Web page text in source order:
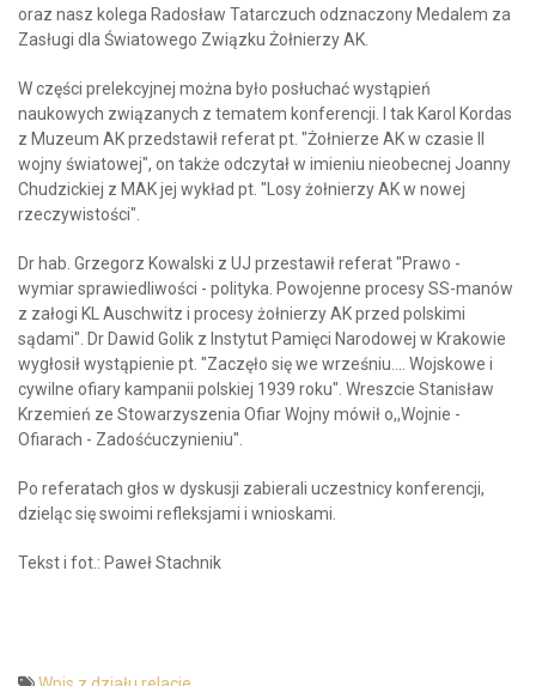
oraz nasz kolega Radosław Tatarczuch odznaczony Medalem za
Zasługi dla Światowego Związku Żołnierzy AK.
W części prelekcyjnej można było posłuchać wystąpień
naukowych związanych z tematem konferencji. I tak Karol Kordas
z Muzeum AK przedstawił referat pt. "Żołnierze AK w czasie II
wojny światowej", on także odczytał w imieniu nieobecnej Joanny
Chudzickiej z MAK jej wykład pt. "Losy żołnierzy AK w nowej
rzeczywistości".
Dr hab. Grzegorz Kowalski z UJ przestawił referat "Prawo -
wymiar sprawiedliwości - polityka. Powojenne procesy SS-manów
z załogi KL Auschwitz i procesy żołnierzy AK przed polskimi
sądami". Dr Dawid Golik z Instytut Pamięci Narodowej w Krakowie
wygłosił wystąpienie pt. "Zaczęło się we wrześniu.... Wojskowe i
cywilne ofiary kampanii polskiej 1939 roku". Wreszcie Stanisław
Krzemień ze Stowarzyszenia Ofiar Wojny mówił o,,Wojnie -
Ofiarach - Zadośćuczynieniu".
Po referatach głos w dyskusji zabierali uczestnicy konferencji,
dzieląc się swoimi refleksjami i wnioskami.
Tekst i fot.: Paweł Stachnik